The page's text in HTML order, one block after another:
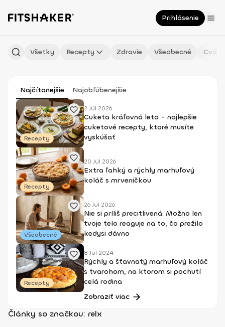
Prihlásenie
Všetky Recepty Zdravie Všeobecné
Najčítanejšie Najobľúbenejšie
Recepty
2 Júl 2026
Cuketa kráľovná leta - najlepšie
cuketové recepty, ktoré musíte
vyskúšať
Recepty
20 Júl 2026
Extra ľahký a rýchly marhuľový
koláč s mrveničkou
Všeobecné
26 Júl 2026
Nie si príliš precitlivená. Možno len
tvoje telo reaguje na to, čo prežilo
kedysi dávno
Recepty
8 Júl 2024
Rýchly a šťavnatý marhuľový koláč
s tvarohom, na ktorom si pochutí
celá rodina
Zobraziť viac
Články so značkou: relx